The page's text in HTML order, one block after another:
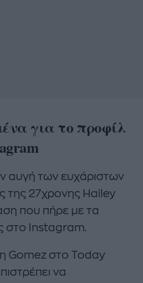
για το προφίλ
αυγή των ευχάριστων
της 27χρονης Hailey
που πήρε με τα
στο Instagram.
Gomez στο Today
να